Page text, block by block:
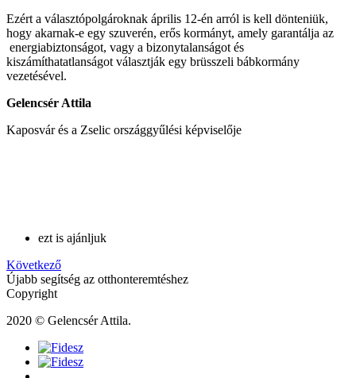
Ezért a választópolgároknak április 12-én arról is kell dönteniük,
hogy akarnak-e egy szuverén, erős kormányt, amely garantálja az
energiabiztonságot, vagy a bizonytalanságot és
kiszámíthatatlanságot választják egy brüsszeli bábkormány
vezetésével.
Gelencsér Attila
Kaposvár és a Zselic országgyűlési képviselője
ezt is ajánljuk
Következő
Újabb segítség az otthonteremtéshez
Copyright
2020 © Gelencsér Attila.